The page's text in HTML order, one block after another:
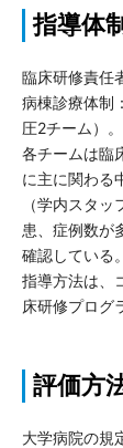
指導体制
臨床研修責
病棟診療体制
圧2チーム）。
各チームは臨
に主に関わる
（学内スタ
患、症例数が
確認している。
指導方法は、
床研修プログ
評価方
大学病院の規